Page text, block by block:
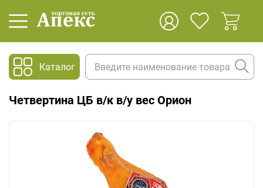
Каталог
Четвертина ЦБ в/к в/у вес Орион